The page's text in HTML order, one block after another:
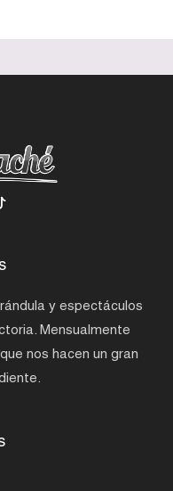
y espectáculos
Mensualmente
nos hacen un gran